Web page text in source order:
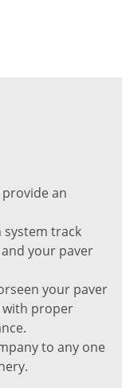
an
system track
your paver
your paver
with proper
to any one